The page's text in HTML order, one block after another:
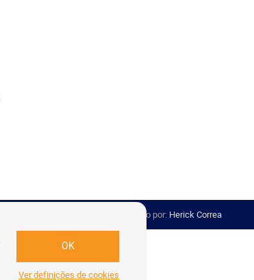
Desenvolvido por: Herick Correa
OK
Ver definições de cookies